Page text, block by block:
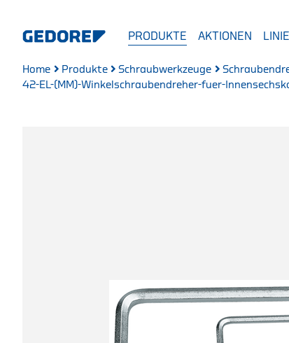
PRODUKTE AKTIONEN
Home Produkte Schraubwerkzeuge
42-EL-(MM)-Winkelschraubendreher-fuer-